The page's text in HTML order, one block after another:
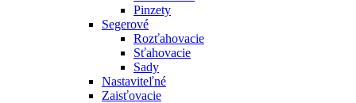
Pinzety
Segerové
Rozťahovacie
Sťahovacie
Sady
Nastaviteľné
Zaisťovacie